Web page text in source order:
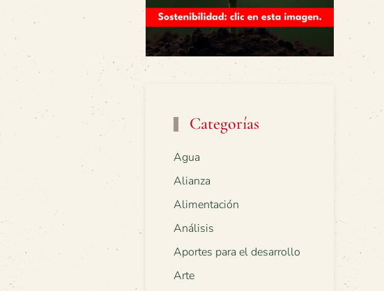
Categorías
Agua
Alianza
Alimentación
Análisis
Aportes para el desarrollo
Arte